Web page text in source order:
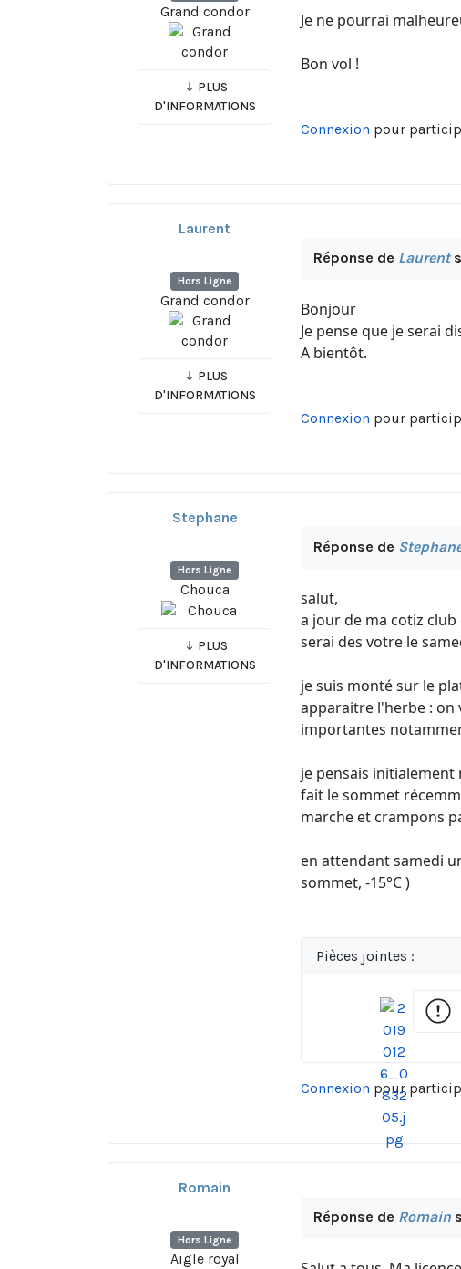
Grand condor
PLUS
D'INFORMATIONS
Je ne pourrai
Bon vol !
Connexion pour
Laurent
Hors Ligne
Grand condor
PLUS
D'INFORMATIONS
Réponse de Laurent
Bonjour
Je pense que je serai
A bientôt.
Connexion pour
Stephane
Hors Ligne
Chouca
PLUS
D'INFORMATIONS
Réponse de
salut,
a jour de ma cotiz
serai des votre le
je suis monté sur le
apparaitre l'herbe : on
importantes
je pensais
fait le sommet
marche et crampons
en attendant samedi
sommet, -15°C )
Pièces jointes :
Connexion pour
Romain
Hors Ligne
Aigle royal
Réponse de Romain